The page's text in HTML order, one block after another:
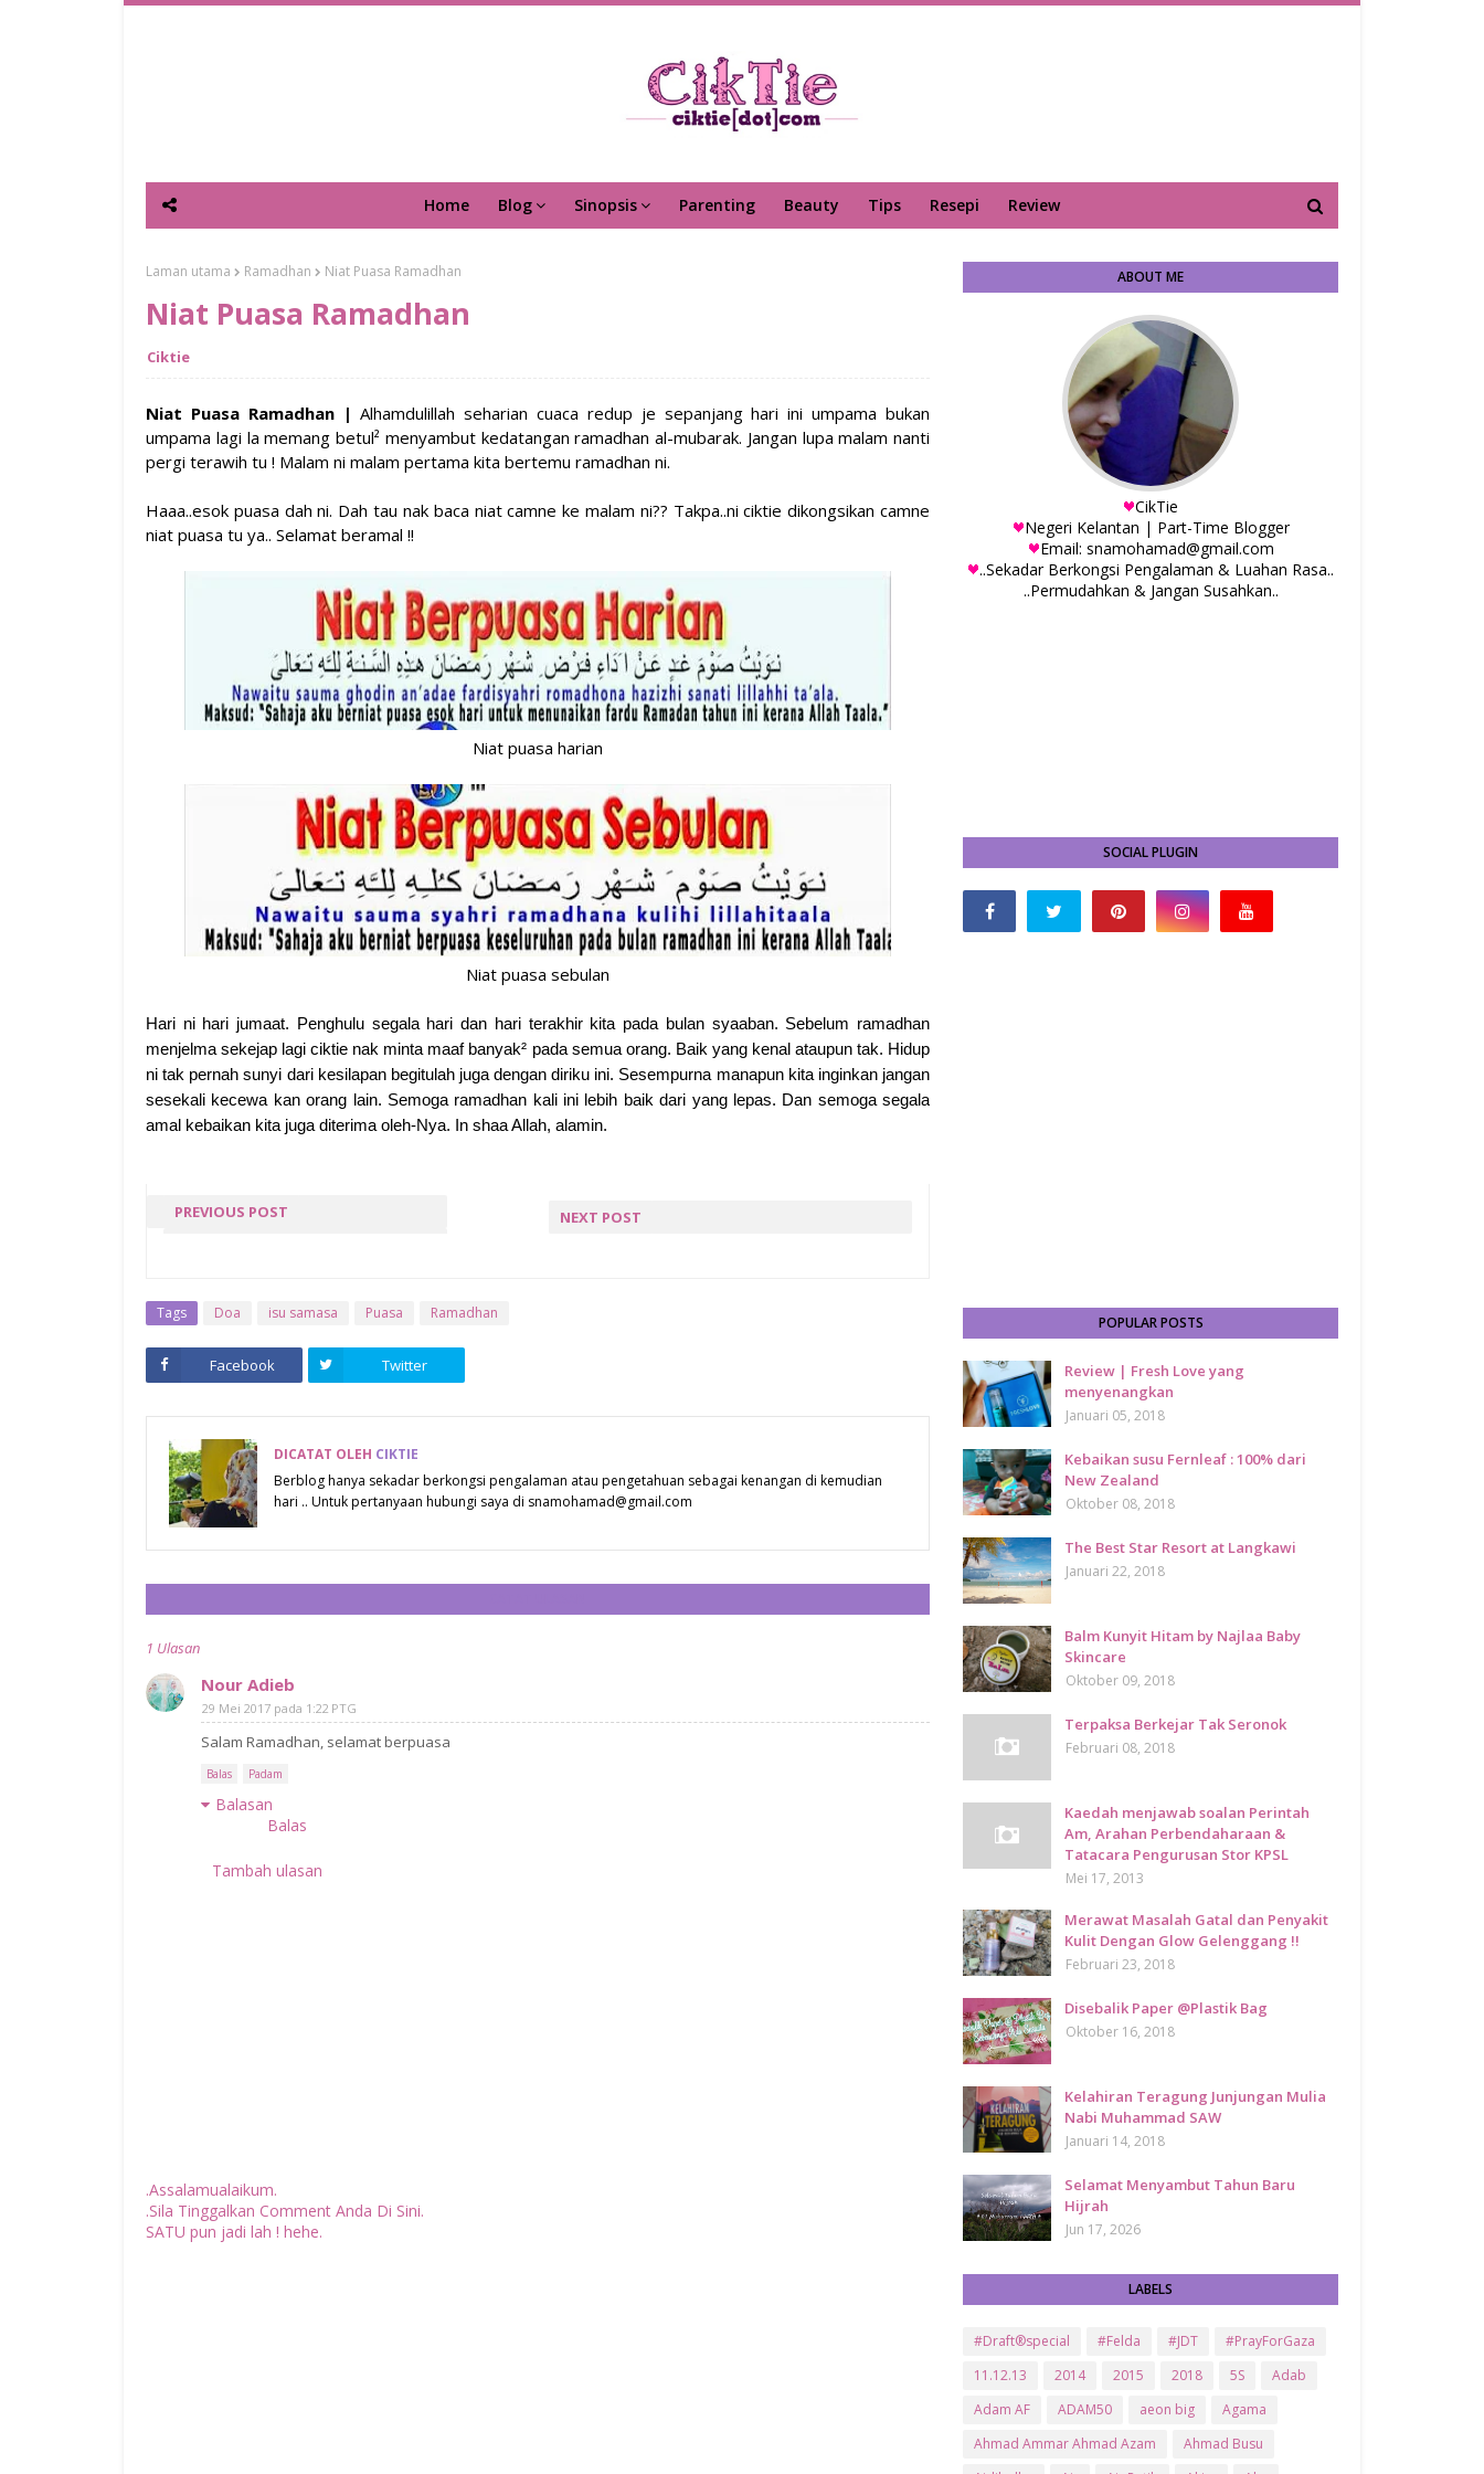
Home Blog Sinopsis Parenting Beauty Tips Resepi Review
Laman utama Ramadhan Niat Puasa Ramadhan
Niat Puasa Ramadhan
Ciktie
Niat Puasa Ramadhan |Alhamdulillah seharian cuaca redup je sepanjang hari ini umpama bukan
umpama lagi la memang betul² menyambut kedatangan ramadhan al-mubarak. Jangan lupa malam nanti
pergi terawih tu ! Malam ni malam pertama kita bertemu ramadhan ni.
Haaa..esok puasa dah ni. Dah tau nak baca niat camne ke malam ni?? Takpa..ni ciktie dikongsikan camne
niat puasa tu ya.. Selamat beramal !!
Niat puasa harian
Niat puasa sebulan
Hari ni hari jumaat. Penghulu segala hari dan hari terakhir kita pada bulan syaaban. Sebelum ramadhan
menjelma sekejap lagi ciktie nak minta maaf banyak² pada semua orang. Baik yang kenal ataupun tak. Hidup
ni tak pernah sunyi dari kesilapan begitulah juga dengan diriku ini. Sesempurna manapun kita inginkan jangan
sesekali kecewa kan orang lain. Semoga ramadhan kali ini lebih baik dari yang lepas. Dan semoga segala
amal kebaikan kita juga diterima oleh-Nya. In shaa Allah, alamin.
PREVIOUS POST NEXT POST
Tags Doa isu samasa Puasa Ramadhan
Facebook Twitter
DICATAT OLEH CIKTIE
Berblog hanya sekadar berkongsi pengalaman atau pengetahuan sebagai kenangan di kemudian
hari .. Untuk pertanyaan hubungi saya di snamohamad@gmail.com
1 Ulasan
Nour Adieb
29 Mei 2017 pada 1:22 PTG
Salam Ramadhan, selamat berpuasa
Balas Padam
Balasan
Balas
Tambah ulasan
.Assalamualaikum.
.Sila Tinggalkan Comment Anda Di Sini.
SATU pun jadi lah ! hehe.
ABOUT ME
CikTie
Negeri Kelantan | Part-Time Blogger
Email: snamohamad@gmail.com
..Sekadar Berkongsi Pengalaman & Luahan Rasa..
..Permudahkan & Jangan Susahkan..
SOCIAL PLUGIN
POPULAR POSTS
Review | Fresh Love yang
menyenangkan
Januari 05, 2018
Kebaikan susu Fernleaf : 100% dari
New Zealand
Oktober 08, 2018
The Best Star Resort at Langkawi
Januari 22, 2018
Balm Kunyit Hitam by Najlaa Baby
Skincare
Oktober 09, 2018
Terpaksa Berkejar Tak Seronok
Februari 08, 2018
Kaedah menjawab soalan Perintah
Am, Arahan Perbendaharaan &
Tatacara Pengurusan Stor KPSL
Mei 17, 2013
Merawat Masalah Gatal dan Penyakit
Kulit Dengan Glow Gelenggang !!
Februari 23, 2018
Disebalik Paper @Plastik Bag
Oktober 16, 2018
Kelahiran Teragung Junjungan Mulia
Nabi Muhammad SAW
Januari 14, 2018
Selamat Menyambut Tahun Baru
Hijrah
Jun 17, 2026
LABELS
#Draft®special #Felda #JDT
#PrayForGaza
11.12.13
2014 2015 2018 5S
Adab
Adam AF
ADAM50 aeon big
Agama
Ahmad Ammar Ahmad Azam
Ahmad Busu